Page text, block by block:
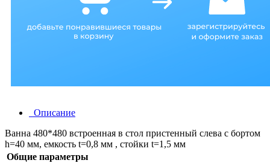
Описание
Ванна 480*480 встроенная в стол пристенный слева с бортом
h=40 мм, емкость t=0,8 мм , стойки t=1,5 мм
Общие параметры